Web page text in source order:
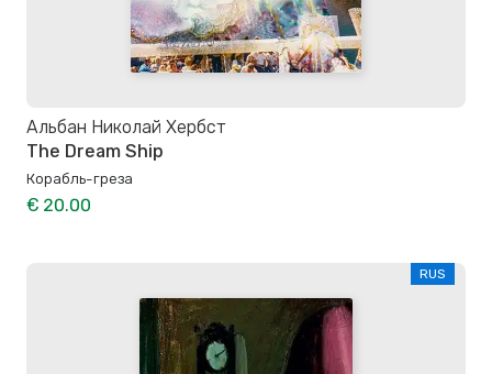
Альбан Николай Хербст
The Dream Ship
Корабль-греза
€ 20.00
RUS